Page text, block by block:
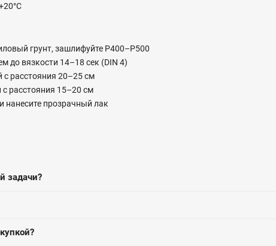
грунт, зашлифуйте P400–P500
до вязкости 14–18 сек (DIN 4)
с расстояния 20–25 см
с расстояния 15–20 см
нанесите прозрачный лак
задачи?